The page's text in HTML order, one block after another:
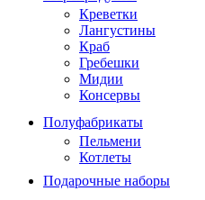
Креветки
Лангустины
Краб
Гребешки
Мидии
Консервы
Полуфабрикаты
Пельмени
Котлеты
Подарочные наборы